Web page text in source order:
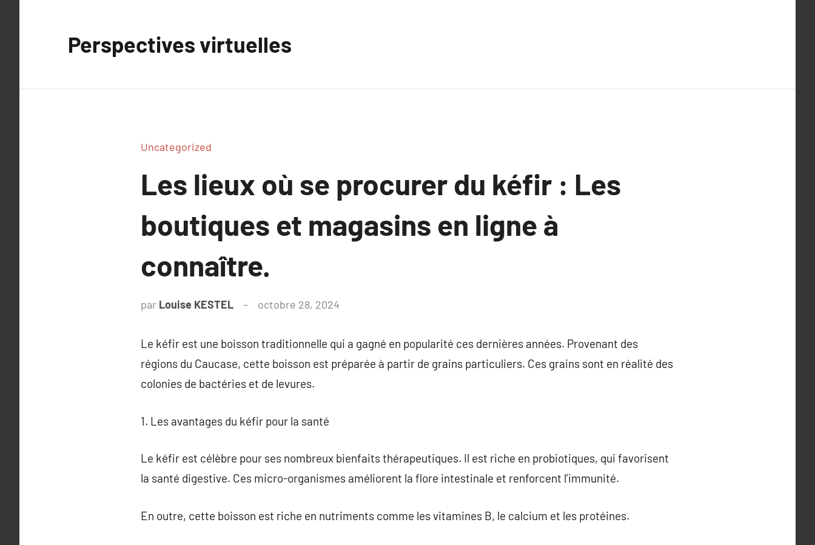
Perspectives virtuelles
Uncategorized
Les lieux où se procurer du kéfir : Les
boutiques et magasins en ligne à
connaître.
par Louise KESTEL octobre 28, 2024
Le kéfir est une boisson traditionnelle qui a gagné en popularité ces dernières années. Provenant des
régions du Caucase, cette boisson est préparée à partir de grains particuliers. Ces grains sont en réalité des
colonies de bactéries et de levures.
1. Les avantages du kéfir pour la santé
Le kéfir est célèbre pour ses nombreux bienfaits thérapeutiques. Il est riche en probiotiques, qui favorisent
la santé digestive. Ces micro-organismes améliorent la flore intestinale et renforcent l’immunité.
En outre, cette boisson est riche en nutriments comme les vitamines B, le calcium et les protéines.